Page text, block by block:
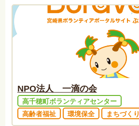
NPO法人 一滴の会
高千穂町ボランティアセンター
高齢者福祉
環境保全 まちづくり